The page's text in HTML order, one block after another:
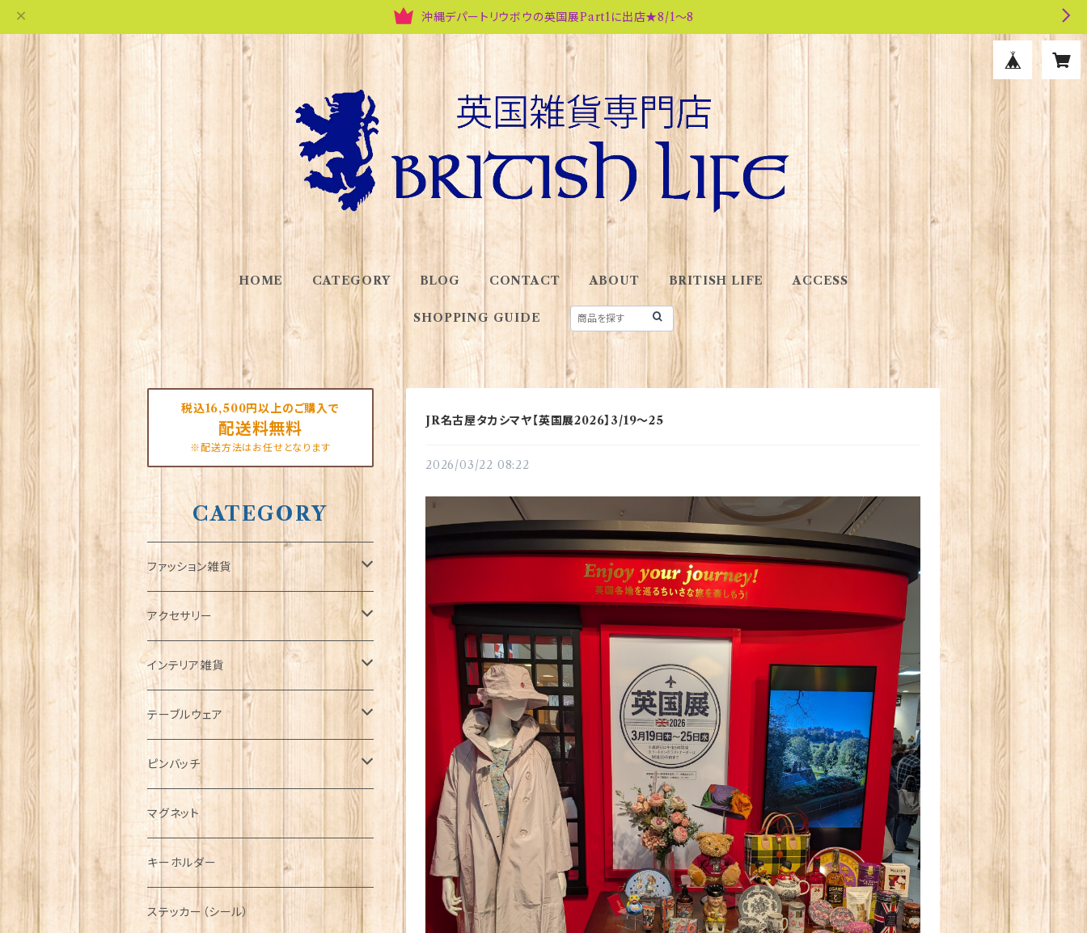
沖縄デパートリウボウの英国展Part1に出店★8/1～8
HOME CATEGORY BLOG CONTACT ABOUT BRITISH LIFE ACCESS
SHOPPING GUIDE
JR名古屋タカシマヤ【英国展2026】3/19〜25
2026/03/22 08:22
税込16,500円以上のご購入で
配送料無料
※配送方法はお任せとなります
CATEGORY
ファッション雑貨
タータンネクタイ
帽子
キャップ
ハンチング帽
キャスケット
ディアストーカー
ニット帽
Tシャツ
マフラー
タータン【Bronte by Moon】
タータン【Glencroft】
ボタンラップマフラー【Aran Traditions】
サッシュ
スカーフ
ファッションマスク
アクセサリー
ORTAK
ブローチ
ペンダント
チャーム
その他のアクセサリー
インテリア雑貨
インテリア置物
ラブスプーン
ラブスプーン【SION LLEWELLYN】
ラブスプーン【PAUL CURTIS】
ファブリック
テーブルウェア
ティータオル
ペーパーナプキン
ティーコジー
その他テーブルウェア
ピンバッチ
ジェネラルデザイン
乗り物
動物＆植物
ミリタリー
NAVY
ピューター
マグネット
キーホルダー
ステッカー（シール）